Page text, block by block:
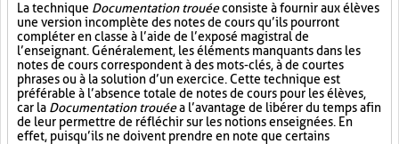
La technique Documentation trouéeconsiste à fournir aux élèves
une version incomplète des notes de cours qu’ils pourront
compléter en classe à l’aide de l’exposé magistral de
l’enseignant. Généralement, les éléments manquants dans les
notes de cours correspondent à des mots-clés, à de courtes
phrases ou à la solution d’un exercice. Cette technique est
préférable à l’absence totale de notes de cours pour les élèves,
car la Documentation trouéea l’avantage de libérer du temps afin
de leur permettre de réfléchir sur les notions enseignées. En
effet, puisqu’ils ne doivent prendre en note que certains